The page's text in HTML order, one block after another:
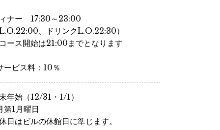
ナー 17:30～23:00
、ドリンクL.O.22:30）
ース開始は21:00までとなります
ービス料：10％
年始（12/31・1/1）
第1月曜日
日はビルの休館日に準じます。